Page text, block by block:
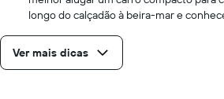
longo do calçadão à beira-mar e
Ver mais dicas